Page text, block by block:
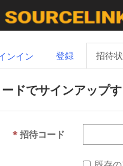
ンイン 登録 招待
ドでサインアップ
招待コード